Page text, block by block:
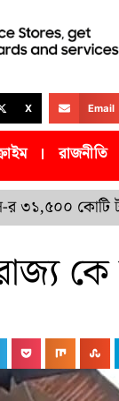
X Email
রাজনীতি
কোটি টাকার
রাজ্য